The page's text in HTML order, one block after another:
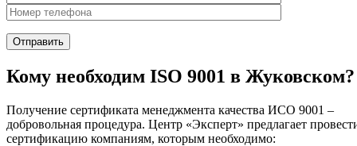
Кому необходим ISO 9001 в Жуковском?
Получение сертификата менеджмента качества ИСО 9001 –
добровольная процедура. Центр «Эксперт» предлагает
сертификацию компаниям, которым необходимо: